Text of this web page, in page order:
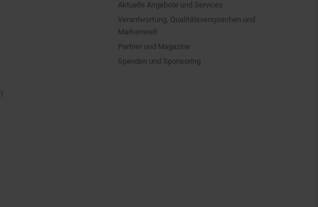
Verantwortung, Qualitätsversprechen und
Markenwelt
Partner und Magazine
Spenden und Sponsoring